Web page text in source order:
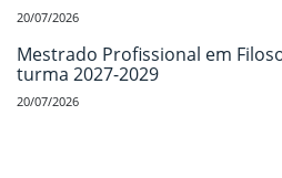
20/07/2026
Mestrado Profissional em
turma 2027-2029
20/07/2026